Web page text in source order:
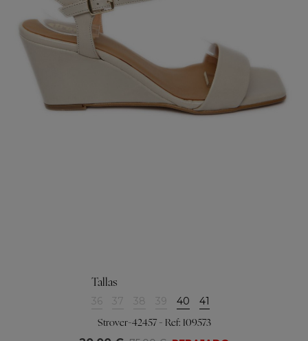
Tallas
36 37 38 39 40 41
Strover-42457 - Ref: 109573